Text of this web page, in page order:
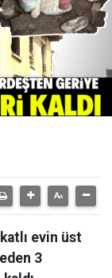
evin üst
3